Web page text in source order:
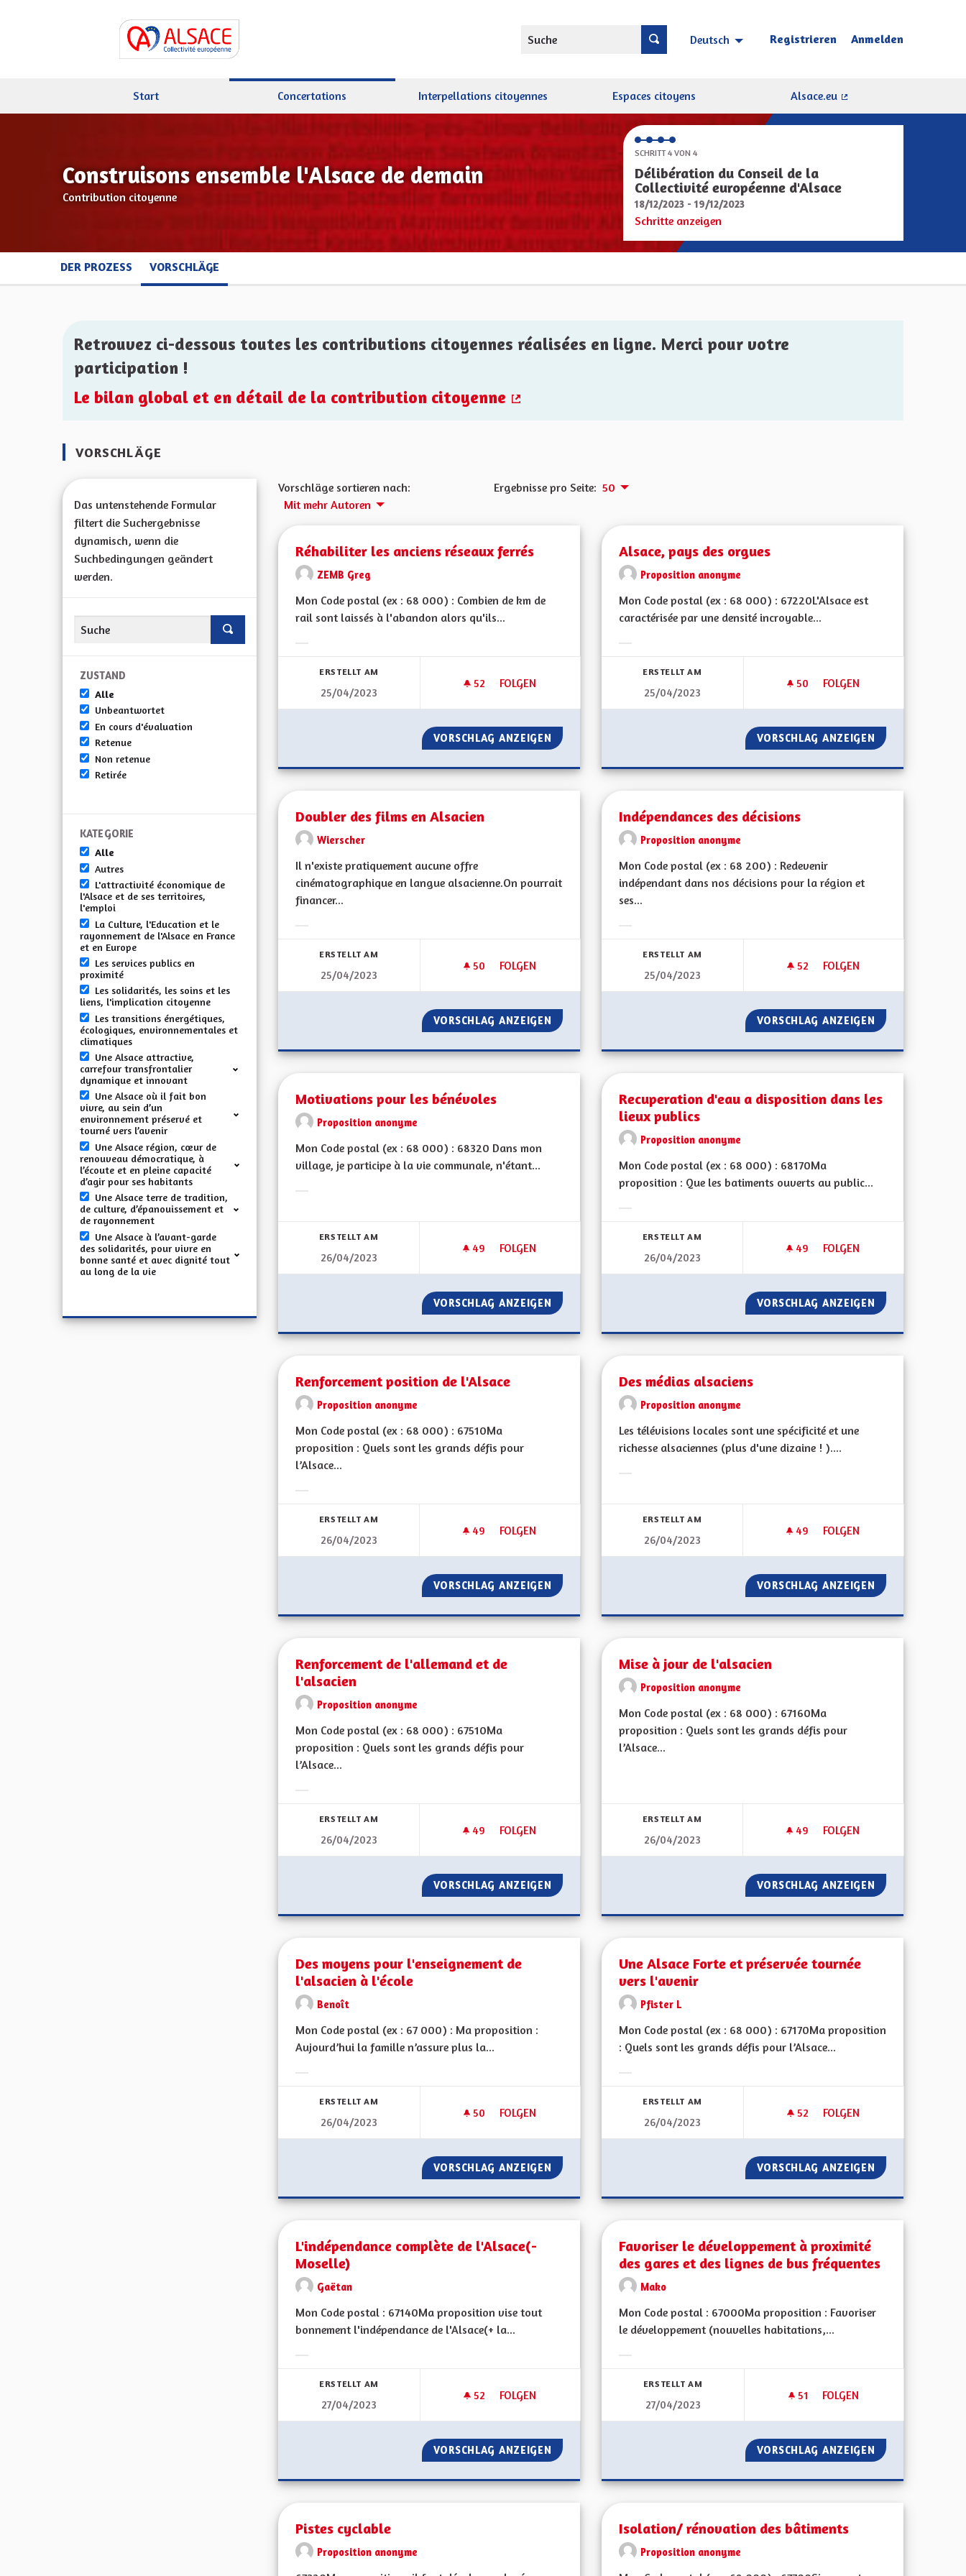
Suche Deutsch Choisir la langue Sprache wählen
Registrieren Anmelden
Start Concertations Interpellations citoyennes Espaces citoyens
Alsace.eu
Construisons ensemble l'Alsace de demain
Contribution citoyenne
SCHRITT 4 VON 4
Délibération du Conseil de la
Collectivité européenne d'Alsace
18/12/2023 - 19/12/2023
Schritte anzeigen
DER PROZESS VORSCHLÄGE
Retrouvez ci-dessous toutes les contributions citoyennes réalisées en ligne. Merci pour votre
participation !
Le bilan global et en détail de la contribution citoyenne
VORSCHLÄGE
Das untenstehende Formular
filtert die Suchergebnisse
dynamisch, wenn die
Suchbedingungen geändert
werden.
ZUSTAND
Alle
Unbeantwortet
En cours d'évaluation
Retenue
Non retenue
Retirée
KATEGORIE
Alle
Autres
L'attractivité économique de
l'Alsace et de ses territoires,
l'emploi
La Culture, l'Education et le
rayonnement de l'Alsace en France
et en Europe
Les services publics en
proximité
Les solidarités, les soins et les
liens, l'implication citoyenne
Les transitions énergétiques,
écologiques, environnementales et
climatiques
Une Alsace attractive,
carrefour transfrontalier
dynamique et innovant
Une Alsace où il fait bon
vivre, au sein d’un
environnement préservé et
tourné vers l’avenir
Une Alsace région, cœur de
renouveau démocratique, à
l’écoute et en pleine capacité
d’agir pour ses habitants
Une Alsace terre de tradition,
de culture, d’épanouissement et
de rayonnement
Une Alsace à l’avant-garde
des solidarités, pour vivre en
bonne santé et avec dignité tout
au long de la vie
Vorschläge sortieren nach:
Mit mehr Autoren
Ergebnisse pro Seite: 50
Réhabiliter les anciens réseaux ferrés
ZEMB Greg
Mon Code postal (ex : 68 000) : Combien de km de
rail sont laissés à l'abandon alors qu'ils...
ERSTELLT AM
25/04/2023
52 52 FOLLOWER
FOLGEN
RÉHABILITER LES ANCIENS RÉSEAUX FERRÉS
VORSCHLAG ANZEIGEN RÉHABILITER LES ANCIENS RÉSEAUX FERRÉS
Alsace, pays des orgues
Proposition anonyme
Mon Code postal (ex : 68 000) : 67220L'Alsace est
caractérisée par une densité incroyable...
ERSTELLT AM
25/04/2023
50 50 FOLLOWER
FOLGEN
ALSACE, PAYS DES ORGUES
VORSCHLAG ANZEIGEN ALSACE, PAYS
Doubler des films en Alsacien
Wierscher
Il n'existe pratiquement aucune offre
cinématographique en langue alsacienne.On pourrait
financer...
ERSTELLT AM
25/04/2023
50 50 FOLLOWER
FOLGEN
DOUBLER DES FILMS EN ALSACIEN
VORSCHLAG ANZEIGEN DOUBLER DES FILMS EN ALSACIEN
Indépendances des décisions
Proposition anonyme
Mon Code postal (ex : 68 200) : Redevenir
indépendant dans nos décisions pour la région et
ses...
ERSTELLT AM
25/04/2023
52 52 FOLLOWER
FOLGEN
INDÉPENDANCES DES
VORSCHLAG ANZEIGEN
Motivations pour les bénévoles
Proposition anonyme
Mon Code postal (ex : 68 000) : 68320 Dans mon
village, je participe à la vie communale, n'étant...
ERSTELLT AM
26/04/2023
49 49 FOLLOWER
FOLGEN
MOTIVATIONS POUR LES BÉNÉVOLES
VORSCHLAG ANZEIGEN MOTIVATIONS POUR LES BÉNÉVOLES
Recuperation d'eau a disposition dans les
lieux publics
Proposition anonyme
Mon Code postal (ex : 68 000) : 68170Ma
proposition : Que les batiments ouverts au public...
ERSTELLT AM
26/04/2023
49 49 FOLLOWER
FOLGEN
RECUPERATION D'EAU A
VORSCHLAG ANZEIGEN RECUPERATION
Renforcement position de l'Alsace
Proposition anonyme
Mon Code postal (ex : 68 000) : 67510Ma
proposition : Quels sont les grands défis pour
l’Alsace...
ERSTELLT AM
26/04/2023
49 49 FOLLOWER
FOLGEN
RENFORCEMENT POSITION DE L'ALSACE
VORSCHLAG ANZEIGEN RENFORCEMENT POSITION DE L'ALSACE
Des médias alsaciens
Proposition anonyme
Les télévisions locales sont une spécificité et une
richesse alsaciennes (plus d'une dizaine ! )....
ERSTELLT AM
26/04/2023
49 49 FOLLOWER
FOLGEN
DES MÉDIAS ALSACIENS
VORSCHLAG ANZEIGEN DES MÉDIAS
Renforcement de l'allemand et de
l'alsacien
Proposition anonyme
Mon Code postal (ex : 68 000) : 67510Ma
proposition : Quels sont les grands défis pour
l’Alsace...
ERSTELLT AM
26/04/2023
49 49 FOLLOWER
FOLGEN
RENFORCEMENT DE L'ALLEMAND ET DE L'ALSACIEN
VORSCHLAG ANZEIGEN RENFORCEMENT DE L'ALLEMAND ET DE L'ALSACIEN
Mise à jour de l'alsacien
Proposition anonyme
Mon Code postal (ex : 68 000) : 67160Ma
proposition : Quels sont les grands défis pour
l’Alsace...
ERSTELLT AM
26/04/2023
49 49 FOLLOWER
FOLGEN
MISE À JOUR DE L'ALSACIEN
VORSCHLAG ANZEIGEN MISE À JOUR DE
Des moyens pour l'enseignement de
l'alsacien à l'école
Benoît
Mon Code postal (ex : 67 000) : Ma proposition :
Aujourd’hui la famille n’assure plus la...
ERSTELLT AM
26/04/2023
50 50 FOLLOWER
FOLGEN
DES MOYENS POUR L'ENSEIGNEMENT DE L'ALSACIEN À L'ÉCOLE
VORSCHLAG ANZEIGEN DES MOYENS POUR L'ENSEIGNEMENT DE L'ALSACIEN À L'ÉCOLE
Une Alsace Forte et préservée tournée
vers l'avenir
Pfister L
Mon Code postal (ex : 68 000) : 67170Ma proposition
: Quels sont les grands défis pour l’Alsace...
ERSTELLT AM
26/04/2023
52 52 FOLLOWER
FOLGEN
UNE ALSACE FORTE ET
VORSCHLAG ANZEIGEN UNE ALSACE
L'indépendance complète de l'Alsace(-
Moselle)
Gaëtan
Mon Code postal : 67140Ma proposition vise tout
bonnement l'indépendance de l'Alsace(+ la...
ERSTELLT AM
27/04/2023
52 52 FOLLOWER
FOLGEN
L'INDÉPENDANCE COMPLÈTE DE L'ALSACE(-MOSELLE)
VORSCHLAG ANZEIGEN L'INDÉPENDANCE COMPLÈTE DE L'ALSACE(-MOSELLE)
Favoriser le développement à proximité
des gares et des lignes de bus fréquentes
Mako
Mon Code postal : 67000Ma proposition : Favoriser
le développement (nouvelles habitations,...
ERSTELLT AM
27/04/2023
51 51 FOLLOWER
FOLGEN
FAVORISER LE
VORSCHLAG ANZEIGEN FAVORISER LE
Pistes cyclable
Proposition anonyme
Isolation/ rénovation des bâtiments
Proposition anonyme